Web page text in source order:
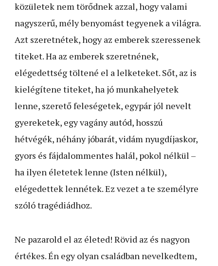
közületek nem törődnek azzal, hogy valami
nagyszerű, mély benyomást tegyenek a világra.
Azt szeretnétek, hogy az emberek szeressenek
titeket. Ha az emberek szeretnének,
elégedettség töltené el a lelketeket. Sőt, az is
kielégítene titeket, ha jó munkahelyetek
lenne, szerető feleségetek, egypár jól nevelt
gyereketek, egy vagány autód, hosszú
hétvégék, néhány jóbarát, vidám nyugdíjaskor,
gyors és fájdalommentes halál, pokol nélkül –
ha ilyen életetek lenne (Isten nélkül),
elégedettek lennétek. Ez vezet a te személyre
szóló tragédiádhoz.
Ne pazarold el az életed! Rövid az és nagyon
értékes. Én egy olyan családban nevelkedtem,